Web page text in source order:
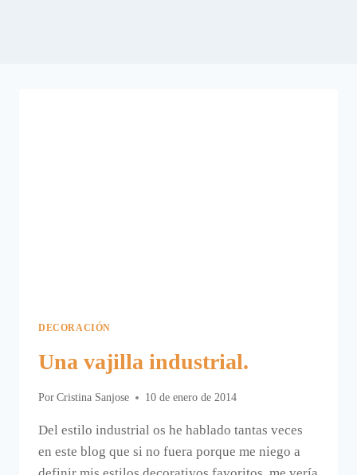
DECORACIÓN
Una vajilla industrial.
Por Cristina Sanjose 10 de enero de 2014
Del estilo industrial os he hablado tantas veces
en este blog que si no fuera porque me niego a